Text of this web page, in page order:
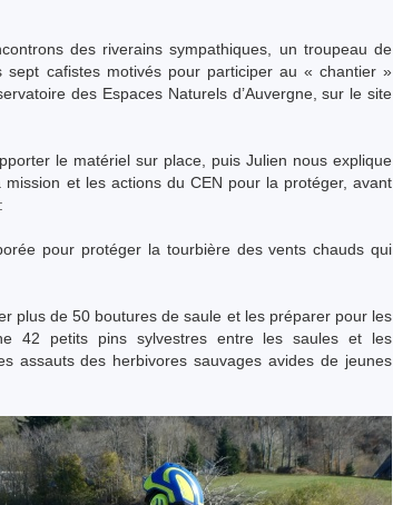
des riverains sympathiques, un troupeau de
cafistes motivés pour participer au « chantier »
des Espaces Naturels d’Auvergne, sur le site
le matériel sur place, puis Julien nous explique
mission et les actions du CEN pour la protéger, avant
pour protéger la tourbière des vents chauds qui
de 50 boutures de saule et les préparer pour les
42 petits pins sylvestres entre les saules et les
assauts des herbivores sauvages avides de jeunes